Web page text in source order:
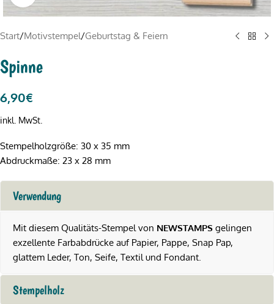
Start/Motivstempel/Geburtstag & Feiern
Spinne
6,90€
inkl. MwSt.
Stempelholzgröße: 30 x 35 mm
Abdruckmaße: 23 x 28 mm
Verwendung
Mit diesem Qualitäts-Stempel von NEWSTAMPS gelingen
exzellente Farbabdrücke auf Papier, Pappe, Snap Pap,
glattem Leder, Ton, Seife, Textil und Fondant.
Stempelholz